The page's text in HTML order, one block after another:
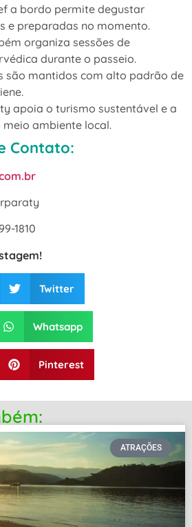
a bordo permite degustar
e preparadas no momento.
organiza sessões de
durante o passeio.
são mantidos com alto padrão de
apoia o turismo sustentável e a
ambiente local.
Contato:
1810
Twitter
Whatsapp
Pinterest
ATRAÇÕES